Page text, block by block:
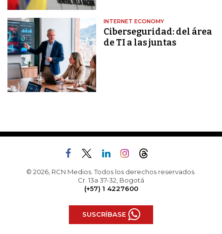
INTERNET ECONOMY
Ciberseguridad: del área
de TI a las juntas
© 2026, RCN Medios. Todos los derechos reservados.
Cr. 13a 37-32, Bogotá
(+57) 1 4227600
SUSCRÍBASE